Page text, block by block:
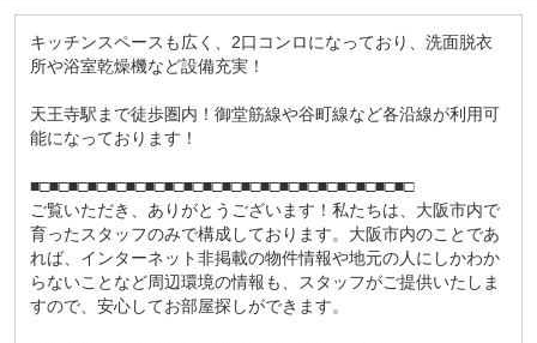
キッチンスペースも広く、2口コンロになっており、洗面脱衣
所や浴室乾燥機など設備充実！
天王寺駅まで徒歩圏内！御堂筋線や谷町線など各沿線が利用可
能になっております！
■□■□■□■□■□■□■□■□■□■□■□■□■□■□■□■□■□■□■□■□
ご覧いただき、ありがとうございます！私たちは、大阪市内で
育ったスタッフのみで構成しております。大阪市内のことであ
れば、インターネット非掲載の物件情報や地元の人にしかわか
らないことなど周辺環境の情報も、スタッフがご提供いたしま
すので、安心してお部屋探しができます。